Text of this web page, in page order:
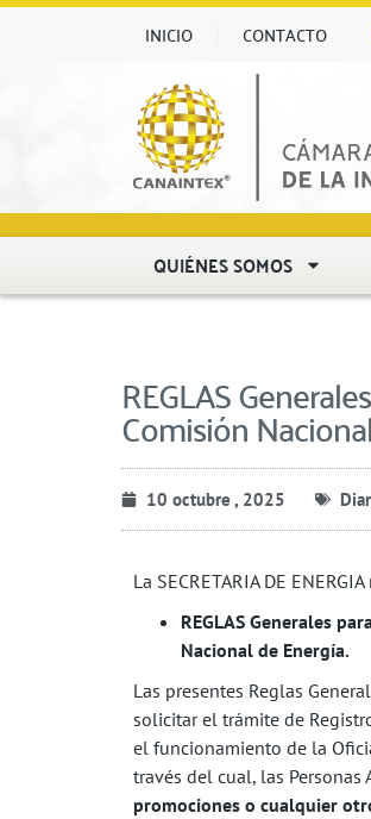
INICIO CONTACTO
QUIÉNES SOMOS
REGLAS
Comisión
10 octubre , 2025
La SECRETARIA DE
REGLAS Generales
Nacional de Energía.
Las presentes Reglas
solicitar el trámite de
el funcionamiento de la
través del cual, las Personas
promociones o cualquier